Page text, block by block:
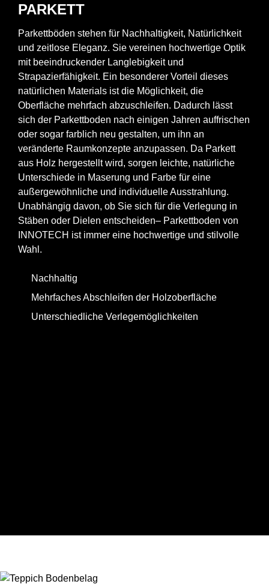
PARKETT
Parkettböden stehen für Nachhaltigkeit, Natürlichkeit
und zeitlose Eleganz. Sie vereinen hochwertige Optik
mit beeindruckender Langlebigkeit und
Strapazierfähigkeit. Ein besonderer Vorteil dieses
natürlichen Materials ist die Möglichkeit, die
Oberfläche mehrfach abzuschleifen. Dadurch lässt
sich der Parkettboden nach einigen Jahren auffrischen
oder sogar farblich neu gestalten, um ihn an
veränderte Raumkonzepte anzupassen. Da Parkett
aus Holz hergestellt wird, sorgen leichte, natürliche
Unterschiede in Maserung und Farbe für eine
außergewöhnliche und individuelle Ausstrahlung.
Unabhängig davon, ob Sie sich für die Verlegung in
Stäben oder Dielen entscheiden– Parkettboden von
INNOTECH ist immer eine hochwertige und stilvolle
Wahl.
Nachhaltig
Mehrfaches Abschleifen der Holzoberfläche
Unterschiedliche Verlegemöglichkeiten